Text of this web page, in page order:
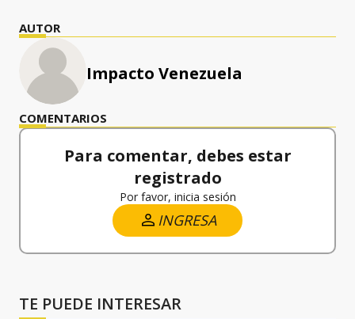
AUTOR
Impacto Venezuela
COMENTARIOS
Para comentar, debes estar
registrado
Por favor, inicia sesión
INGRESA
TE PUEDE INTERESAR